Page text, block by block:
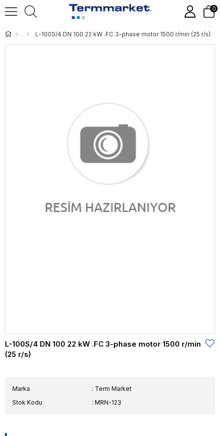
0
L-100S/4 DN 100 22 kW .FC 3-phase motor 1500 r/min (25 r/s)
L-100S/4 DN 100 22 kW .FC 3-phase motor 1500 r/min
(25 r/s)
Marka : Term Market
Stok Kodu
MRN-123